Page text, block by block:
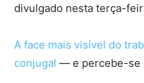
divulgado nesta terça-
A face mais visível do
conjugal — e percebe-se